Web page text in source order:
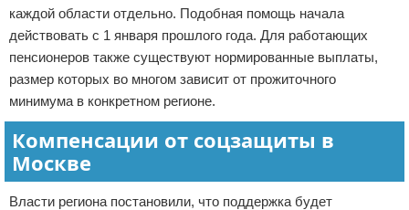
каждой области отдельно. Подобная помощь начала
действовать с 1 января прошлого года. Для работающих
пенсионеров также существуют нормированные выплаты,
размер которых во многом зависит от прожиточного
минимума в конкретном регионе.
Компенсации от соцзащиты в
Москве
Власти региона постановили, что поддержка будет